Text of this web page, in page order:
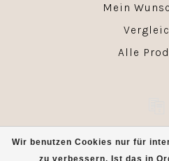
Wir benutzen Cookies nur für
zu verbessern. Ist das in
Mein
Alle
© Copyright 2026 - Powered